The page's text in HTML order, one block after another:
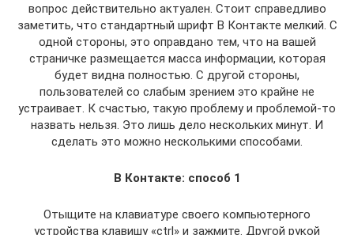
вопрос действительно актуален. Стоит справедливо
заметить, что стандартный шрифт В Контакте мелкий. С
одной стороны, это оправдано тем, что на вашей
страничке размещается масса информации, которая
будет видна полностью. С другой стороны,
пользователей со слабым зрением это крайне не
устраивает. К счастью, такую проблему и проблемой-то
назвать нельзя. Это лишь дело нескольких минут. И
сделать это можно несколькими способами.
В Контакте: способ 1
Отыщите на клавиатуре своего компьютерного
устройства клавишу «ctrl» и зажмите. Другой рукой